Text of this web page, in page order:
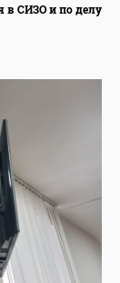
в СИЗО и по делу